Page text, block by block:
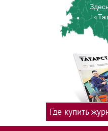
Где купить